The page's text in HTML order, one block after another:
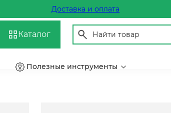
Доставка и оплата
Каталог
Полезные инструменты